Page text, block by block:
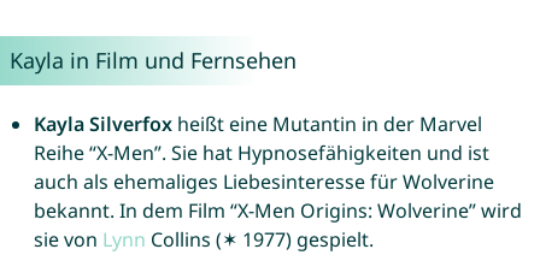
Kayla in Film und Fernsehen
Kayla Silverfoxheißt eine Mutantin in der Marvel
Reihe “X-Men”. Sie hat Hypnosefähigkeiten und ist
auch als ehemaliges Liebesinteresse für Wolverine
bekannt. In dem Film “X-Men Origins: Wolverine” wird
sie von Lynn Collins (✶ 1977) gespielt.